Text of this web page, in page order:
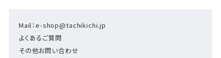
Mail：e-shop@tachikichi.jp
よくあるご質問
その他お問い合わせ